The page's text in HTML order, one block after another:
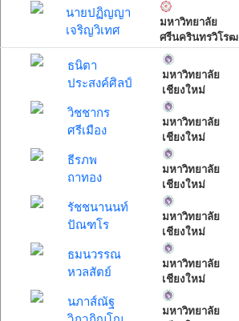
นายปฏิญญา
เจริญวิเทศ
มหาวิทยาลัย
ศรีนครินทรวิโรฒ
ธนิตา
ประสงค์ศิลป์
มหาวิทยาลัย
เชียงใหม่
วิชชากร
ศรีเมือง
มหาวิทยาลัย
เชียงใหม่
ธีรภพ
ถาทอง
มหาวิทยาลัย
เชียงใหม่
รัชชนานนท์
ปัณฑโร
มหาวิทยาลัย
เชียงใหม่
ธมนวรรณ
หวลสัตย์
มหาวิทยาลัย
เชียงใหม่
นภาส์ณัฐ
มหาวิทยาลัย